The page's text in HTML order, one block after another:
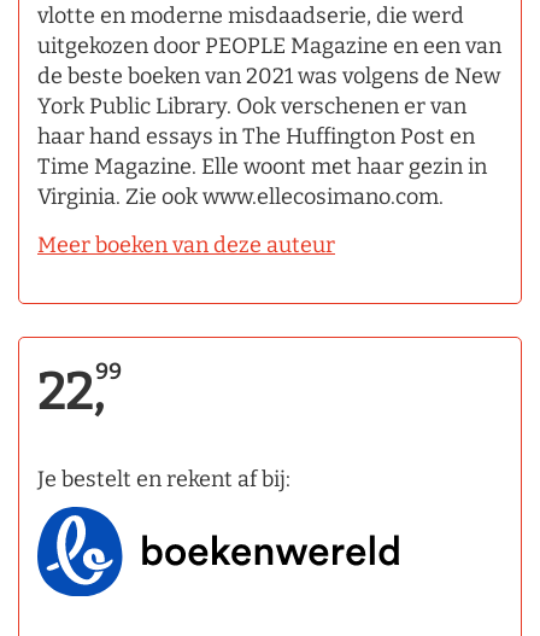
vlotte en moderne misdaadserie, die werd
uitgekozen door PEOPLE Magazine en een van
de beste boeken van 2021 was volgens de New
York Public Library. Ook verschenen er van
haar hand essays in The Huffington Post en
Time Magazine. Elle woont met haar gezin in
Virginia. Zie ook www.ellecosimano.com.
Meer boeken van deze auteur
22,99
Je bestelt en rekent af bij: